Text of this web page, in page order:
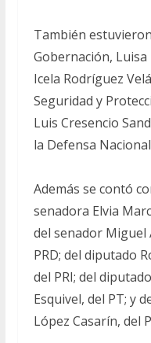
También
Gobernación, Luisa
Icela Rodríguez
Seguridad y
Luis Cresencio
la Defensa
Además se contó
senadora Elvia
del senador Miguel
PRD; del diputado
del PRI; del
Esquivel, del PT; y
López Casarín, del